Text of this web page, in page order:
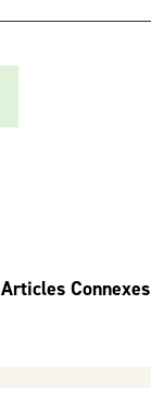
Articles Connexes